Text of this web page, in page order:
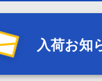
入荷お知